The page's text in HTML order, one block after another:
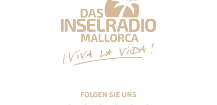
FOLGEN SIE UNS